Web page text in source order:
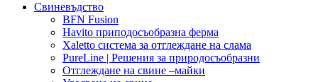
Свиневъдство
BFN Fusion
Havito приподосъобразна ферма
Xaletto система за отглеждане на слама
PureLine | Решения за природосъобразни
Отглеждане на свине –майки